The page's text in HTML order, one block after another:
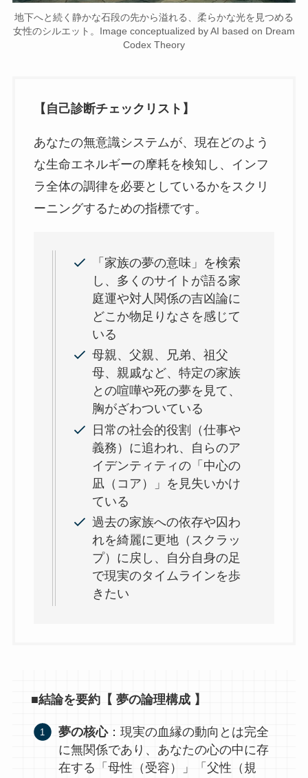
地下へと続く静かな石段の先から溢れる、柔らかな光を見つめる
女性のシルエット。Image conceptualized by AI based on Dream
Codex Theory
【自己診断チェックリスト】
あなたの無意識システムが、現在どのよう
な生命エネルギーの摩耗を検知し、インフ
ラ全体の調律を必要としているかをスクリ
ーニングするための指標です。
「家族の夢の意味」を検索
し、多くのサイトが語る家
庭運や対人関係の吉凶論に
どこか物足りなさを感じて
いる
母親、父親、兄弟、祖父
母、親戚など、特定の家族
との喧嘩や死の夢を見て、
胸がざわついている
日常の社会的役割（仕事や
義務）に追われ、自らのア
イデンティティの「中心の
凪（コア）」を見失いかけ
ている
過去の家族への依存や囚わ
れを綺麗に更地（スクラッ
プ）に戻し、自分自身の足
で現実のタイムラインを歩
きたい
■結論を要約【 夢の論理構成 】
夢の核心：現実の血縁の動向とは完全
に無関係であり、あなたの心の中に存
在する「母性（受容）」「父性（規